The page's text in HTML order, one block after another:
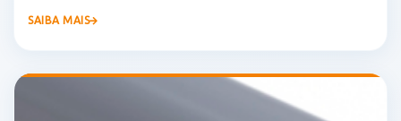
SAIBA MAIS